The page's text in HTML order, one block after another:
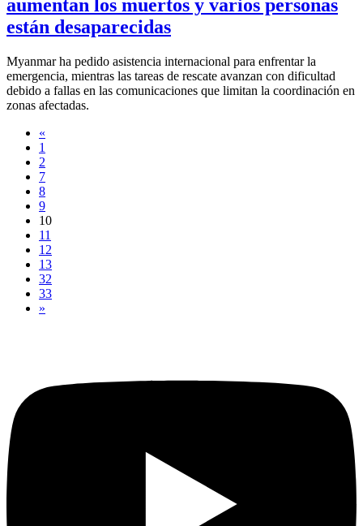
aumentan los muertos y varios personas
están desaparecidas
Myanmar ha pedido asistencia internacional para enfrentar la
emergencia, mientras las tareas de rescate avanzan con dificultad
debido a fallas en las comunicaciones que limitan la coordinación en
zonas afectadas.
«
1
2
7
8
9
10
11
12
13
32
33
»